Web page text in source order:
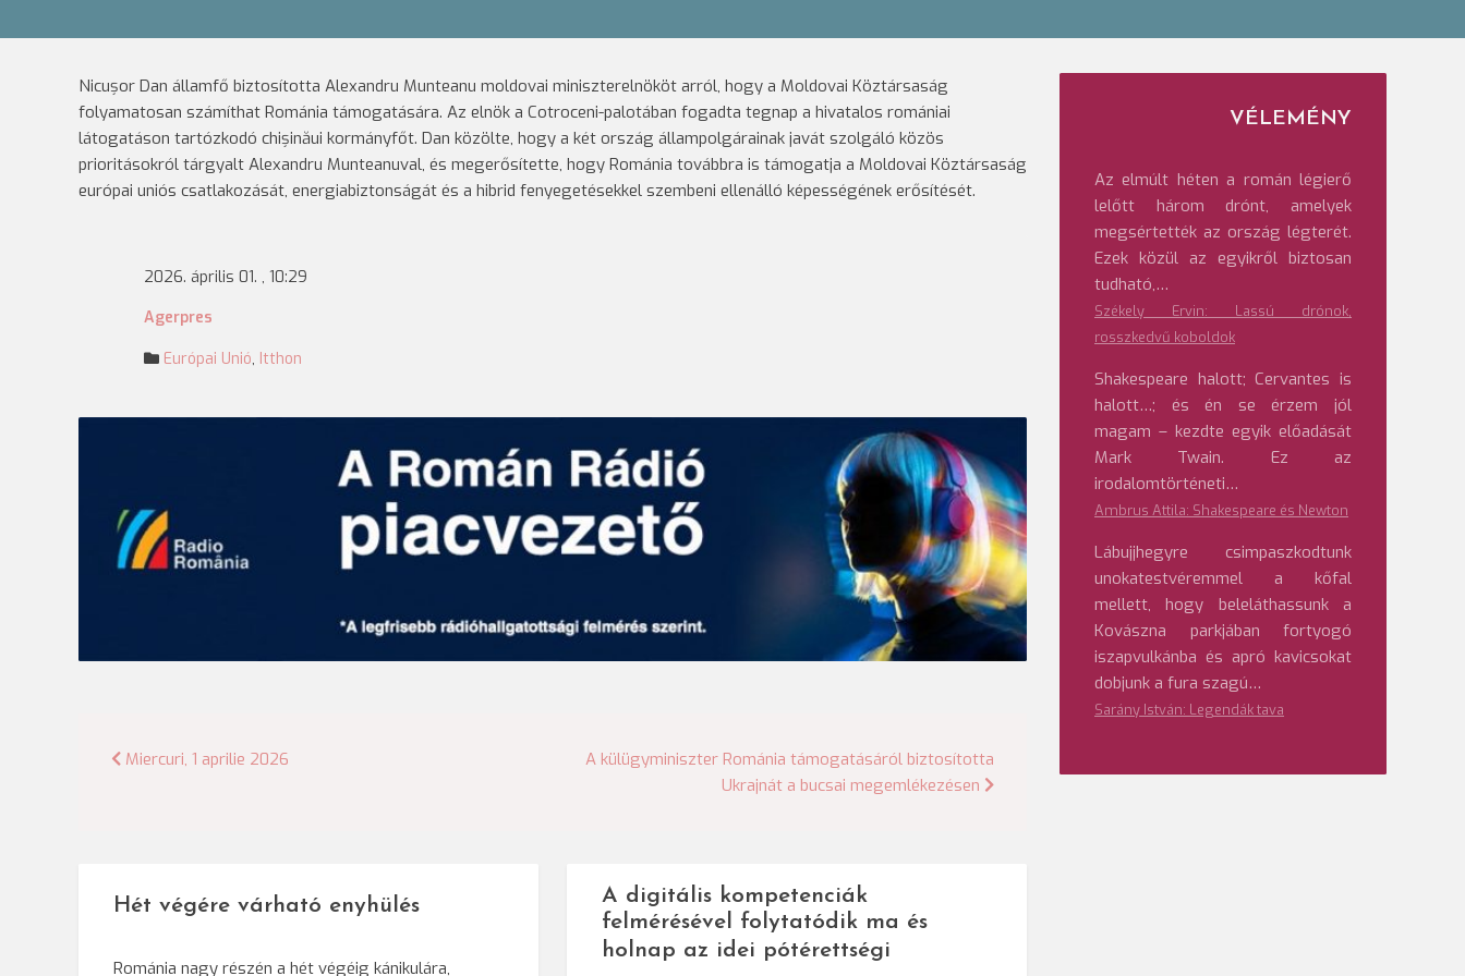
Nicușor Dan államfő biztosította Alexandru Munteanu moldovai miniszterelnököt arról, hogy a Moldovai Köztársaság
folyamatosan számíthat Románia támogatására. Az elnök a Cotroceni-palotában fogadta tegnap a hivatalos romániai
látogatáson tartózkodó chișinăui kormányfőt. Dan közölte, hogy a két ország állampolgárainak javát szolgáló közös
prioritásokról tárgyalt Alexandru Munteanuval, és megerősítette, hogy Románia továbbra is támogatja a Moldovai Köztársaság
európai uniós csatlakozását, energiabiztonságát és a hibrid fenyegetésekkel szembeni ellenálló képességének erősítését.
2026. április 01. , 10:29
Agerpres
Európai Unió, Itthon
Bejegyzés
Miercuri, 1 aprilie 2026
A külügyminiszter Románia támogatásáról biztosította
Ukrajnát a bucsai megemlékezésen
Hét végére várható enyhülés
Románia nagy részén a hét végéig kánikulára,
A digitális kompetenciák
felmérésével folytatódik ma és
holnap az idei pótérettségi
VÉLEMÉNY
Az elmúlt héten a román légierő
lelőtt három drónt, amelyek
megsértették az ország légterét.
Ezek közül az egyikről biztosan
tudható,…
Székely Ervin: Lassú drónok,
rosszkedvű koboldok
Shakespeare halott; Cervantes is
halott…; és én se érzem jól
magam – kezdte egyik előadását
Mark Twain. Ez az
irodalomtörténeti…
Ambrus Attila: Shakespeare és Newton
Lábujjhegyre csimpaszkodtunk
unokatestvéremmel a kőfal
mellett, hogy beleláthassunk a
Kovászna parkjában fortyogó
iszapvulkánba és apró kavicsokat
dobjunk a fura szagú…
Sarány István: Legendák tava